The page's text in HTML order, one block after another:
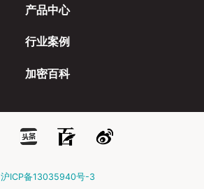
产品中心
行业案例
加密百科
沪ICP备13035940号-3